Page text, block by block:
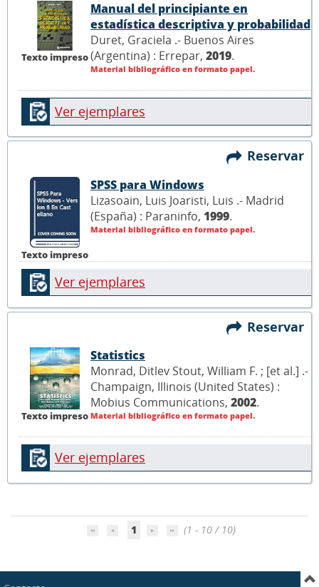
Texto impreso
Manual del principiante en
estadística descriptiva y probabilidad
Duret, Graciela .- Buenos Aires
(Argentina) : Errepar, 2019.
Material bibliográfico en formato papel.
Ver ejemplares
Reservar
Texto impreso
SPSS para Windows
Lizasoain, Luis Joaristi, Luis .- Madrid
(España) : Paraninfo, 1999.
Material bibliográfico en formato papel.
Ver ejemplares
Reservar
Texto impreso
Statistics
Monrad, Ditlev Stout, William F. ; [et al.] .-
Champaign, Illinois (United States) :
Mobius Communications, 2002.
Material bibliográfico en formato papel.
Ver ejemplares
1 (1 - 10 / 10)